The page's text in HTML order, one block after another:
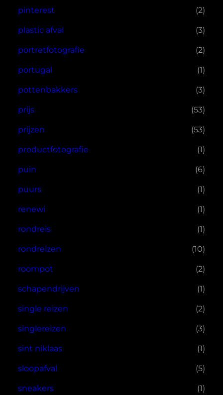
pinterest (2)
plastic afval (3)
portretfotografie (2)
portugal (1)
pottenbakkers (3)
prijs (53)
prijzen (53)
productfotografie (1)
puin (6)
puurs (1)
renewi (1)
rondreis (1)
rondreizen (10)
roompot (2)
schapendrijven (1)
single reizen (2)
singlereizen (3)
sint niklaas (1)
sloopafval (5)
sneakers (1)